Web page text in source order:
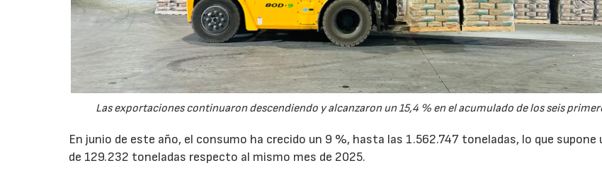
Las exportaciones continuaron descendiendo y alcanzaron un 15,4 % en el acumulado de los seis
En junio de este año, el consumo ha crecido un 9 %, hasta las 1.562.747 toneladas, lo que supone
de 129.232 toneladas respecto al mismo mes de 2025.